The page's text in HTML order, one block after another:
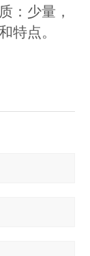
：少量，
特点。